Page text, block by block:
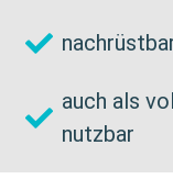
auch als
nutzbar